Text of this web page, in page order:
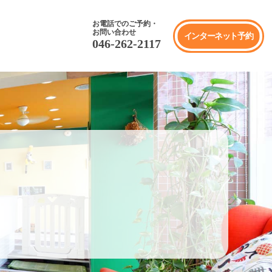
お電話でのご予約・
お問い合わせ
046-262-2117
インターネット予約